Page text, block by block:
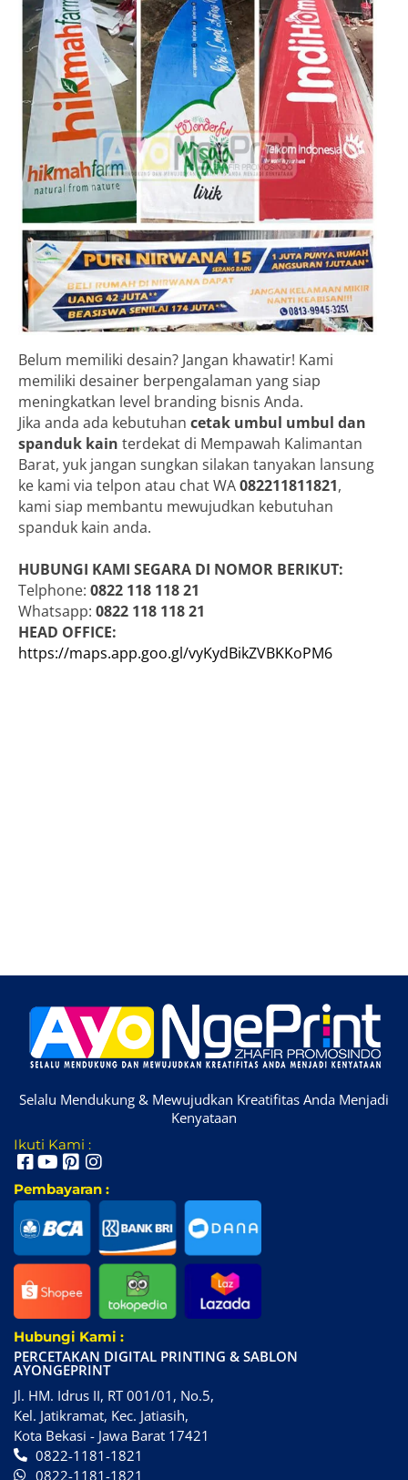
Belum memiliki desain? Jangan khawatir! Kami
memiliki desainer berpengalaman yang siap
meningkatkan level branding bisnis Anda.
Jika anda ada kebutuhan cetak umbul umbul dan
spanduk kain terdekat di Mempawah Kalimantan
Barat, yuk jangan sungkan silakan tanyakan lansung
ke kami via telpon atau chat WA082211811821,
kami siap membantu mewujudkan kebutuhan
spanduk kain anda.
HUBUNGI KAMI SEGARA DI NOMOR BERIKUT:
Telphone: 0822 118 118 21
Whatsapp: 0822 118 118 21
HEAD OFFICE:
https://maps.app.goo.gl/vyKydBikZVBKKoPM6
Selalu Mendukung & Mewujudkan Kreatifitas Anda Menjadi
Kenyataan
Ikuti Kami :
Pembayaran :
Hubungi Kami :
PERCETAKAN DIGITAL PRINTING & SABLON
AYONGEPRINT
Jl. HM. Idrus II, RT 001/01, No.5,
Kel. Jatikramat, Kec. Jatiasih,
Kota Bekasi - Jawa Barat 17421
0822-1181-1821
0822-1181-1821